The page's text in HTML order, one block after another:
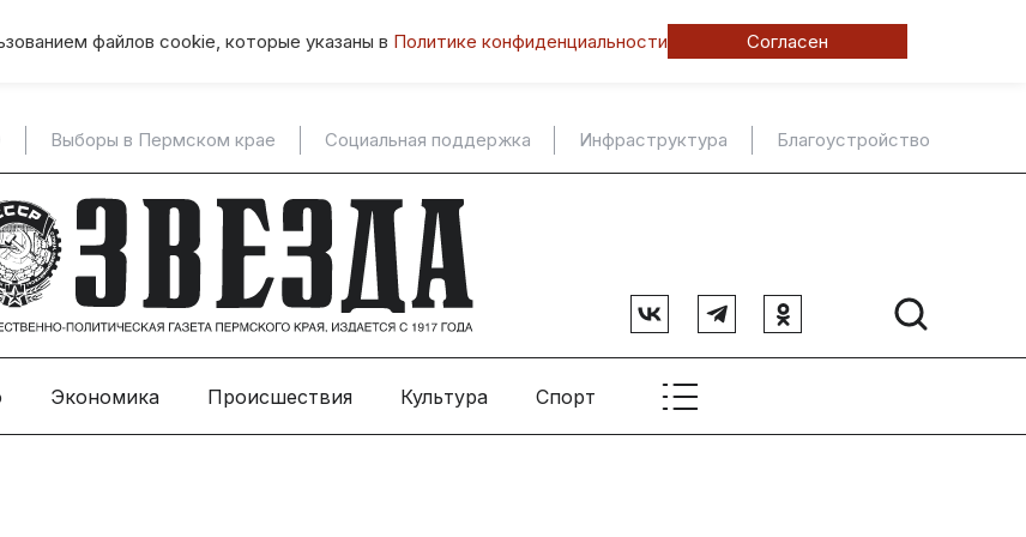
файлов cookie, которые указаны в Политике конфиденциальности Согласен
Выборы в Пермском крае Социальная поддержка Инфраструктура Благоустройство
Экономика Происшествия Культура Спорт